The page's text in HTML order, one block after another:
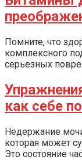
Помните, что
комплексного
серьезных
как себе
Недержание
которая может
Это состояние